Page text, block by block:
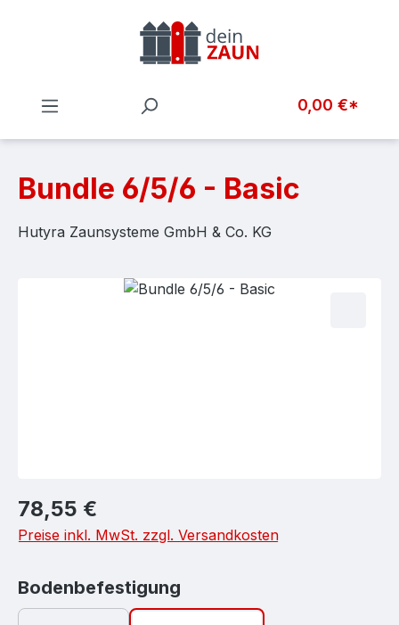
Zum Hauptinhalt springen
0,00 €*
Bundle 6/5/6 - Basic
Hutyra Zaunsysteme GmbH & Co. KG
Bildergalerie überspringen
Regulärer Preis:
78,55 €
Preise inkl. MwSt. zzgl. Versandkosten
Bodenbefestigung